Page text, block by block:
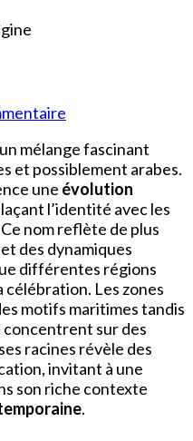
Azem
Origine
mélange fascinant
et possiblement arabes.
une évolution
l’identité avec les
Ce nom reflète de plus
et des dynamiques
différentes régions
Les zones
motifs maritimes tandis
concentrent sur des
racines révèle des
invitant à une
son riche contexte
.